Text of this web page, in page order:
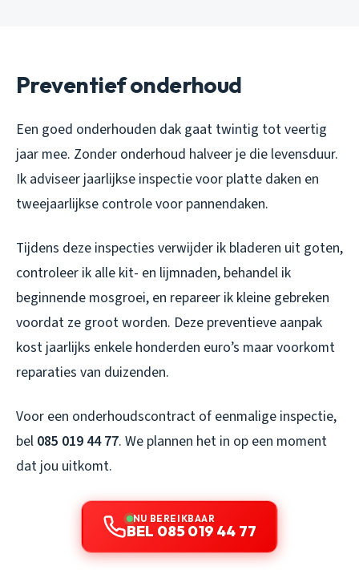
Preventief onderhoud
Een goed onderhouden dak gaat twintig tot veertig
jaar mee. Zonder onderhoud halveer je die levensduur.
Ik adviseer jaarlijkse inspectie voor platte daken en
tweejaarlijkse controle voor pannendaken.
Tijdens deze inspecties verwijder ik bladeren uit goten,
controleer ik alle kit- en lijmnaden, behandel ik
beginnende mosgroei, en repareer ik kleine gebreken
voordat ze groot worden. Deze preventieve aanpak
kost jaarlijks enkele honderden euro’s maar voorkomt
reparaties van duizenden.
Voor een onderhoudscontract of eenmalige inspectie,
bel 085 019 44 77. We plannen het in op een moment
dat jou uitkomt.
NU BEREIKBAAR
BEL 085 019 44 77